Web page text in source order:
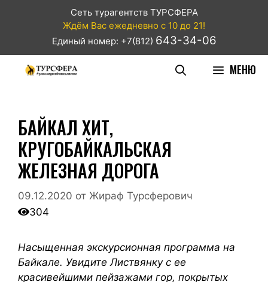
Сеть турагентств ТУРСФЕРА
Ждём Вас ежедневно с 10 до 21!
Единый номер: +7(812) 643-34-06
МЕНЮ
БАЙКАЛ ХИТ,
КРУГОБАЙКАЛЬСКАЯ
ЖЕЛЕЗНАЯ ДОРОГА
09.12.2020 от Жираф Турсферович
304
Насыщенная экскурсионная программа на
Байкале. Увидите Листвянку с ее
красивейшими пейзажами гор, покрытых